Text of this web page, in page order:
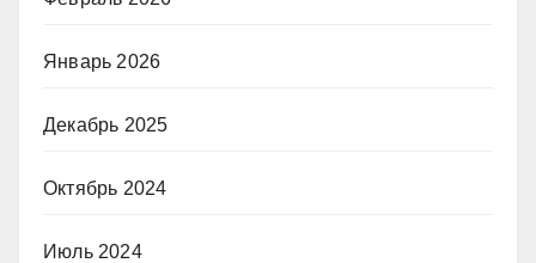
Январь 2026
Декабрь 2025
Октябрь 2024
Июль 2024